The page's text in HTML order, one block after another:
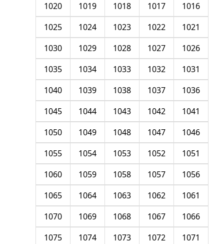
1016
1017
1018
1019
1020
1021
1022
1023
1024
1025
1026
1027
1028
1029
1030
1031
1032
1033
1034
1035
1036
1037
1038
1039
1040
1041
1042
1043
1044
1045
1046
1047
1048
1049
1050
1051
1052
1053
1054
1055
1056
1057
1058
1059
1060
1061
1062
1063
1064
1065
1066
1067
1068
1069
1070
1071
1072
1073
1074
1075